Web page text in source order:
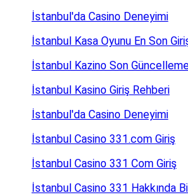
İstanbul'da Casino Deneyimi
İstanbul Kasa Oyunu En Son
İstanbul Kazino Son
İstanbul Kasino Giriş Rehberi
İstanbul'da Casino Deneyimi
İstanbul Casino 331.com Giriş
İstanbul Casino 331 Com Giriş
İstanbul Casino 331 Hakkında